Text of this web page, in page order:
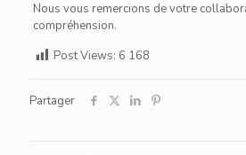
Nous vous remercions de votre
compréhension.
Post Views: 6 168
Partager